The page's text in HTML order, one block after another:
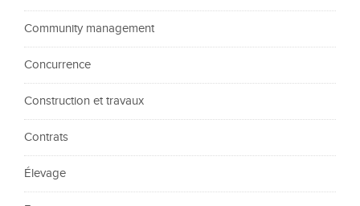
Community management
Concurrence
Construction et travaux
Contrats
Élevage